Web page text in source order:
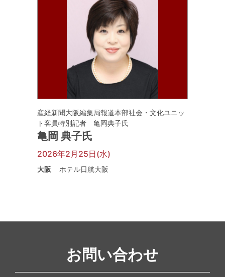
産経新聞大阪編集局報道本部社会・文化ユニッ
ト客員特別記者 亀岡典子氏
亀岡 典子氏
2026年2月25日(水)
大阪 ホテル日航大阪
お問い合わせ